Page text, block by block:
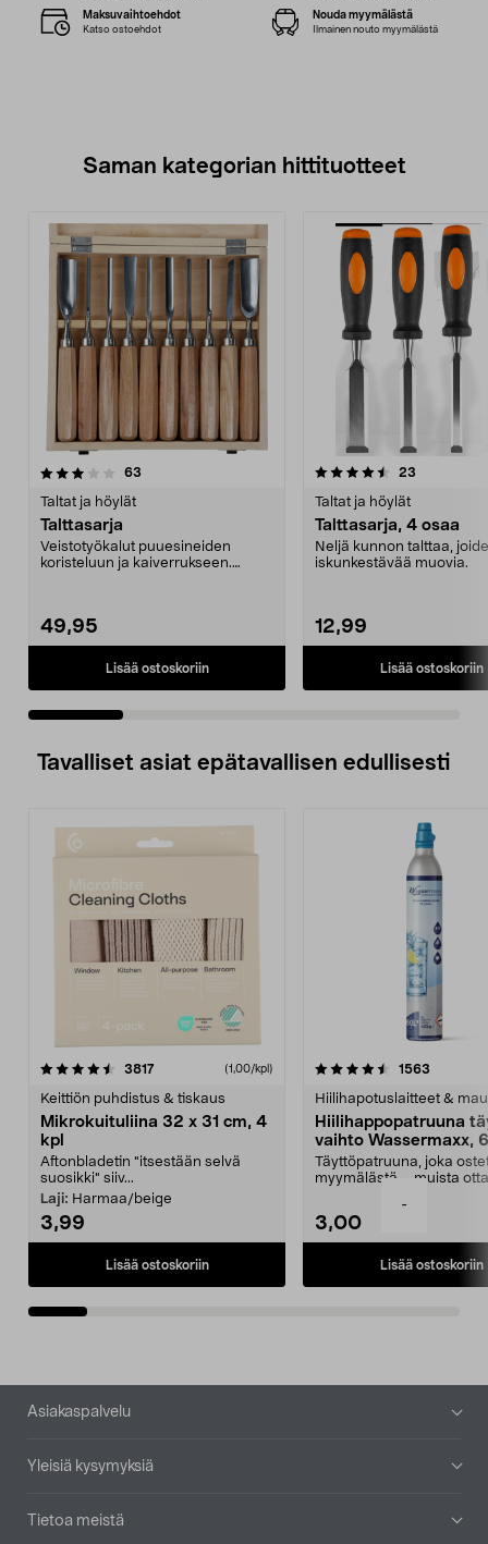
-
Maksuvaihtoehdot
Katso ostoehdot
Nouda myymälästä
Ilmainen nouto myymälästä
Saman kategorian hittituotteet
63
Taltat ja höylät
Talttasarja
Veistotyökalut puuesineiden
koristeluun ja kaiverrukseen.
49,95
Lisää ostoskoriin
4.5 viidestä
23
Taltat ja höylät
Talttasarja, 4 osaa
Neljä kunnon talttaa,
iskunkestävää muovia.
12,99
Lisää ostoskoriin
4.0 viidestä
Tavalliset asiat epätavallisen edullisesti
3817arvostelut (1,00/kpl)
Keittiön puhdistus & tiskaus
Mikrokuituliina 32 x 31 cm, 4
kpl
Aftonbladetin "itsestään selvä
suosikki" siiv...
Laji: Harmaa/beige
3,99
Lisää ostoskoriin
4.5viidestä
1563
Hiilihapotuslaitteet &
Hiilihappopatruuna
vaihto Wassermaxx,
Täyttöpatruuna, joka
myymälästä – muista
3,00
Lisää ostoskoriin
4.5viidestä
Alatunniste
Asiakaspalvelu
Yleisiä kysymyksiä
Tietoa meistä